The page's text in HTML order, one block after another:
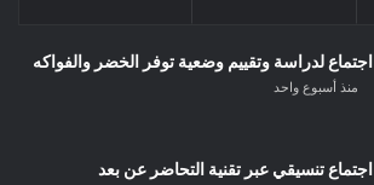
اجتماع لدراسة وتقييم وضعية توفر الخضر والفواكه
منذ أسبوع واحد
اجتماع تنسيقي عبر تقنية التحاضر عن بعد